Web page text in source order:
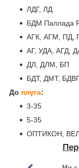
ЛДГ, ЛД
БДМ Паллада
АГК, АГМ, ПД,
АГ, УДА, АГД,
ДЛ, ДЛМ, БП
БДТ, ДМТ,
До плуга:
3-35
5-35
ОПТИКОН,